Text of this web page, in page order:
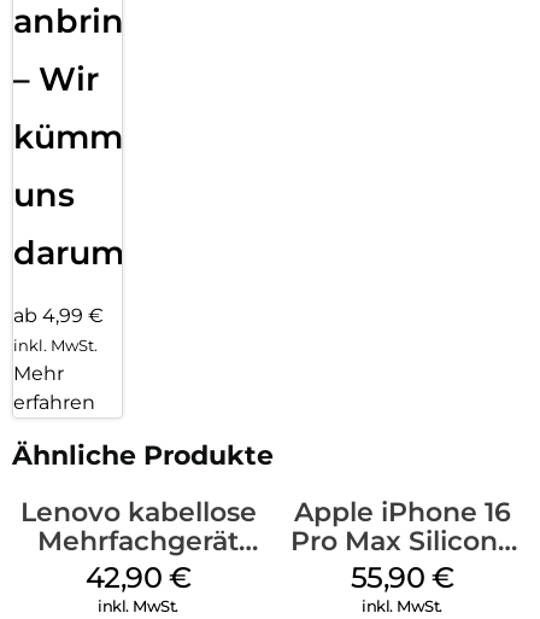
anbringen
– Wir
kümmern
uns
darum!
ab 4,99 €
inkl. MwSt.
Mehr
erfahren
Ähnliche Produkte
Lenovo kabellose
Mehrfachgerät
Luna Grey
42,90 €
inkl. MwSt.
Apple iPhone 16
Pro Max Silicone
Case MagSafe
Stone Gray
55,90 €
inkl. MwSt.